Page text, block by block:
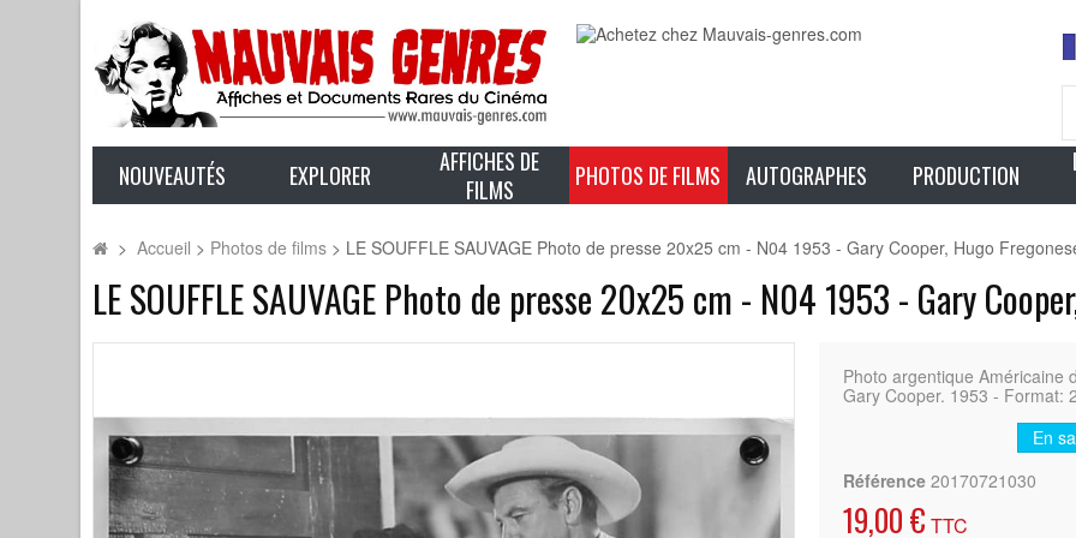
NOUVEAUTÉS EXPLORER
AFFICHES DE
FILMS
PHOTOS DE FILMS AUTOGRAPHES PRODUCTION
> Accueil > Photos de films > LE SOUFFLE SAUVAGE Photo de presse 20x25 cm - N04 1953 - Gary Cooper, Hugo
LE SOUFFLE SAUVAGE Photo de presse 20x25 cm - N04 1953 - Gary
Photo argentique Américaine
Gary Cooper. 1953 - Format:
En
Référence 20170721030
19,00 € TTC